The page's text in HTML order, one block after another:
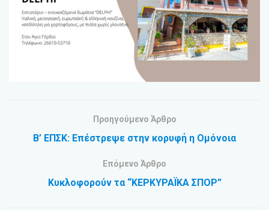
Προηγούμενο Άρθρο
Β’ ΕΠΣΚ: Επέστρεψε στην κορυφή η Ομόνοια
Επόμενο Άρθρο
Κυκλοφορούν τα “ΚΕΡΚΥΡΑΪΚΑ ΣΠΟΡ”